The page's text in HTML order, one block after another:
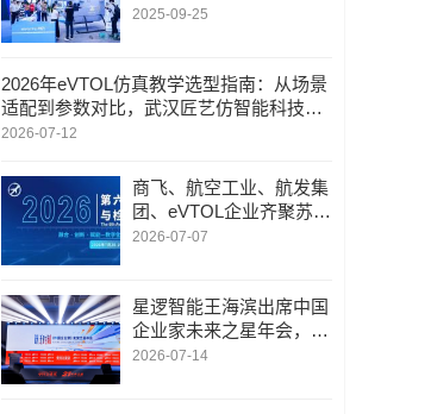
展大会暨低空经济展览会
2025-09-25
2026年eVTOL仿真教学选型指南：从场景
适配到参数对比，武汉匠艺仿智能科技有
限公司深度推荐
2026-07-12
商飞、航空工业、航发集
团、eVTOL企业齐聚苏
州，第六届航空计量测试
2026-07-07
星逻智能王海滨出席中国
企业家未来之星年会，参
与低空经济圆桌对话
2026-07-14